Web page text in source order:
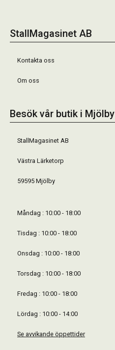
StallMagasinet AB
Kontakta oss
Om oss
Besök vår butik i Mjölby
StallMagasinet AB
Västra Lärketorp
59595 Mjölby
Måndag : 10:00 - 18:00
Tisdag : 10:00 - 18:00
Onsdag : 10:00 - 18:00
Torsdag : 10:00 - 18:00
Fredag : 10:00 - 18:00
Lördag : 10:00 - 14:00
Se avvikande öppettider